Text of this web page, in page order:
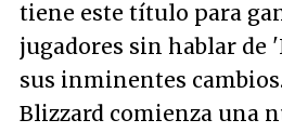
tiene este título para
jugadores sin hablar de
sus inminentes
Blizzard comienza una